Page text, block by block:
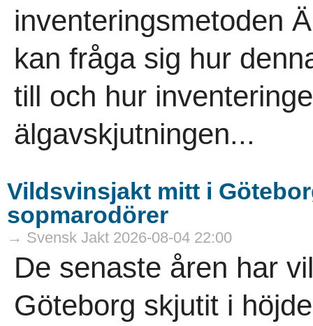
inventeringsmetoden
kan fråga sig hur
till och hur
älgavskjutningen...
Vildsvinsjakt mitt i
sopmarodörer
→ Svensk Jakt 2026-08-04 22:00
De senaste åren har
Göteborg skjutit i